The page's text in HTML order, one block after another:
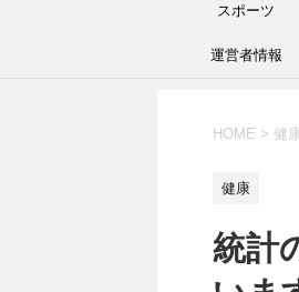
スポーツ
運営者情報
HOME > 健
健康
統計